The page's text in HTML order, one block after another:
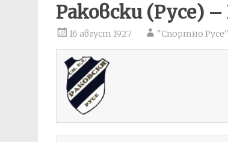
Раковски (Русе)
16 август 1927 "Спортно Русе"